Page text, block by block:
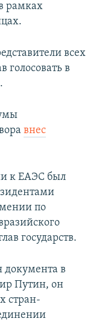
рамках
всех
голосовать в
внес
к ЕАЭС был
по
государств.
документа в
Путин, он
стран-